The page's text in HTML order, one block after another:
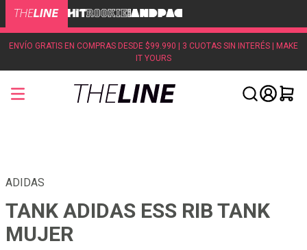
ENVÍO GRATIS EN COMPRAS DESDE $99.990 | 3 CUOTAS SIN INTERÉS | MAKE
IT YOURS
ADIDAS
TANK ADIDAS ESS RIB TANK
MUJER